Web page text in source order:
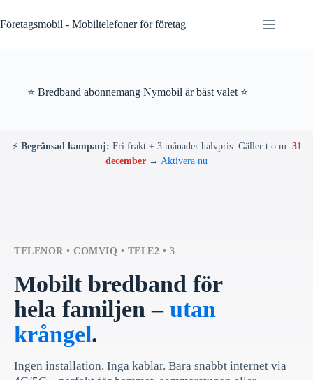
to
content
Företagsmobil - Mobiltelefoner för företag
⭐ Bredband abonnemang Nymobil är bäst valet ⭐
⚡ Begränsad kampanj: Fri frakt + 3 månader halvpris. Gäller t.o.m. 31
december → Aktivera nu
TELENOR • COMVIQ • TELE2 • 3
Mobilt bredband för
hela familjen – utan
krångel.
Ingen installation. Inga kablar. Bara snabbt internet via